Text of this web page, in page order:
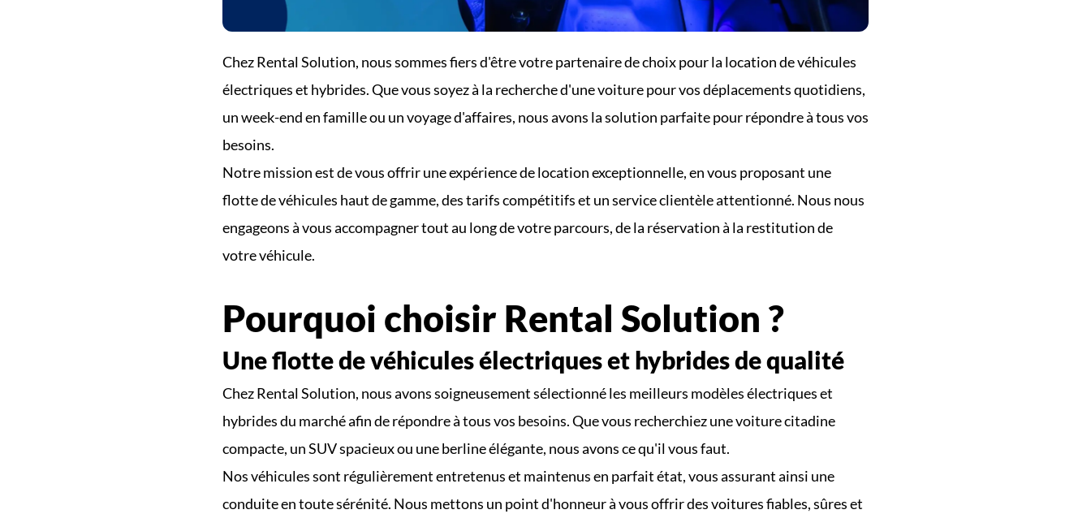
Chez Rental Solution, nous sommes fiers d'être votre partenaire de choix pour la location de véhicules
électriques et hybrides. Que vous soyez à la recherche d'une voiture pour vos déplacements quotidiens,
un week-end en famille ou un voyage d'affaires, nous avons la solution parfaite pour répondre à tous vos
besoins.
Notre mission est de vous offrir une expérience de location exceptionnelle, en vous proposant une
flotte de véhicules haut de gamme, des tarifs compétitifs et un service clientèle attentionné. Nous nous
engageons à vous accompagner tout au long de votre parcours, de la réservation à la restitution de
votre véhicule.
Pourquoi choisir Rental Solution ?
Une flotte de véhicules électriques et hybrides de qualité
Chez Rental Solution, nous avons soigneusement sélectionné les meilleurs modèles électriques et
hybrides du marché afin de répondre à tous vos besoins. Que vous recherchiez une voiture citadine
compacte, un SUV spacieux ou une berline élégante, nous avons ce qu'il vous faut.
Nos véhicules sont régulièrement entretenus et maintenus en parfait état, vous assurant ainsi une
conduite en toute sérénité. Nous mettons un point d'honneur à vous offrir des voitures fiables, sûres et